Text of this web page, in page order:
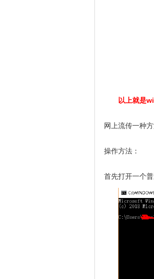
以上就是
网上流传一种
操作方法：
首先打开一个